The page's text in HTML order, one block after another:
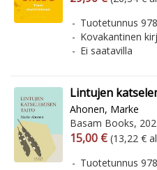
Tuotetunnus
Kovakantinen
Ei saatavilla
Lintujen
Ahonen, Marke
Basam Books,
Arvonlisäverollinen
15,00 € (13,22 €
Tuotetunnus